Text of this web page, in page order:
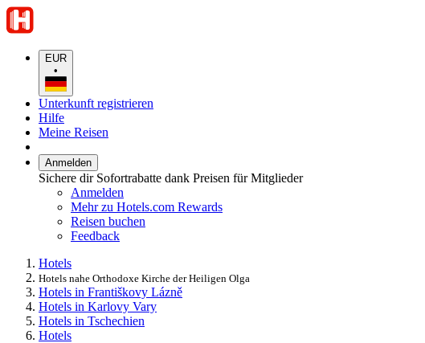
EUR
•
Unterkunft registrieren
Hilfe
Meine Reisen
Anmelden
Sichere dir Sofortrabatte dank Preisen für Mitglieder
Anmelden
Mehr zu Hotels.com Rewards
Reisen buchen
Feedback
Hotels
Hotels nahe Orthodoxe Kirche der Heiligen Olga
Hotels in Františkovy Lázně
Hotels in Karlovy Vary
Hotels in Tschechien
Hotels